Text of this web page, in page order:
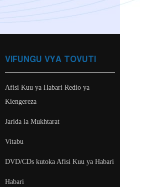
VIFUNGU VYA TOVUTI
Afisi Kuu ya Habari Redio ya
Kiengereza
Jarida la Mukhtarat
Vitabu
DVD/CDs kutoka Afisi Kuu ya Habari
Habari